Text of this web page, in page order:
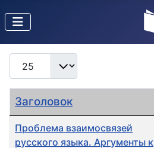
Кол-во строк:
Заголовок
Проблема взаимосвязей
русского языка. Аргументы к